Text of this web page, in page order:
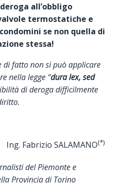
all’obbligo
termostatiche e
se non quella di
stessa!
di fatto non si può applicare
nella legge “dura lex, sed
di deroga difficilmente
Ing. Fabrizio SALAMANO(*)
del Piemonte e
Provincia di Torino